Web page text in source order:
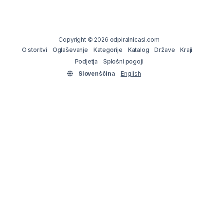
Copyright © 2026 odpiralnicasi.com
O storitvi
Oglaševanje Kategorije Katalog Države
Kraji
Podjetja
Splošni pogoji
Slovenščina
English